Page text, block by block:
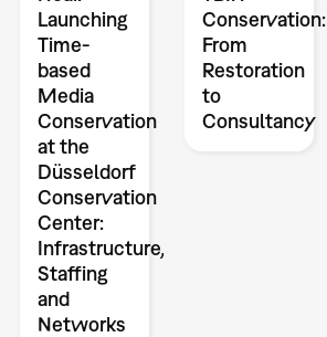
Launching
Time-
based
Media
Conservation
at the
Düsseldorf
Conservation
Center:
Infrastructure,
Staffing
and
Networks
Conservation:
From
Restoration
to
Consultancy